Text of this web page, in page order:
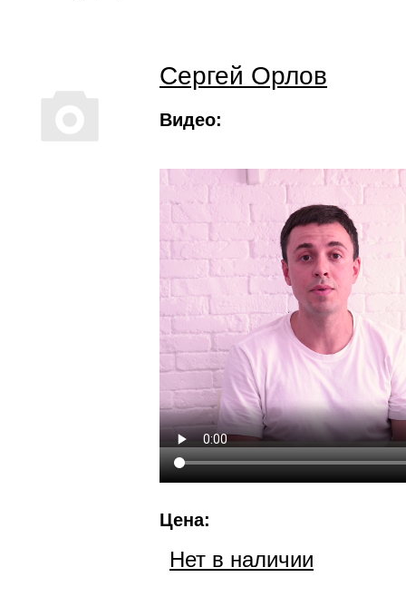
Сергей Орлов
Видео:
Цена:
Нет в наличии